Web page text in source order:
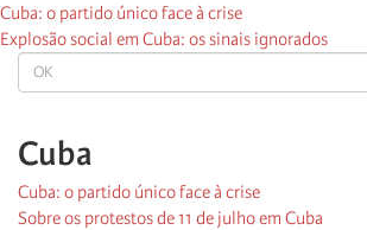
OK
Cuba
Cuba: o partido único face à crise
Sobre os protestos de 11 de julho em Cuba
Cuba: o partido único face à crise
Explosão social em Cuba: os sinais ignorados